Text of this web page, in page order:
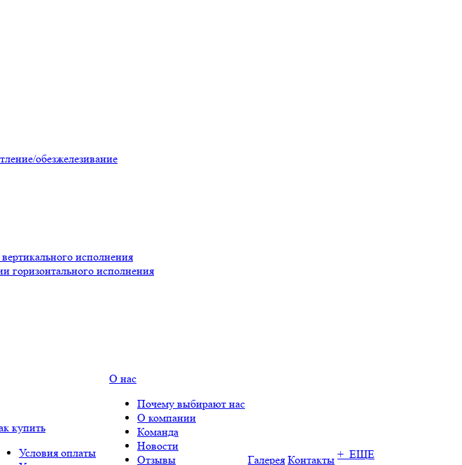
обезжелезивание
исполнения
горизонтального исполнения
купить
Условия оплаты
О нас
Почему выбирают нас
О компании
Команда
Новости
Отзывы
Галерея Контакты + ЕЩЕ